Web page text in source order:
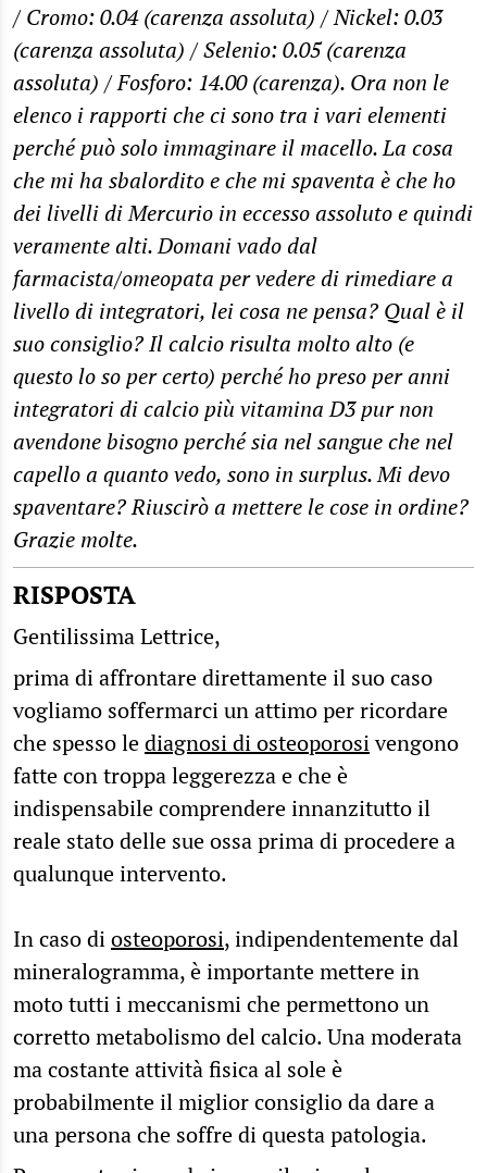
/ Cromo: 0.04 (carenza assoluta) / Nickel: 0.03
(carenza assoluta) / Selenio: 0.05 (carenza
assoluta) / Fosforo: 14.00 (carenza). Ora non le
elenco i rapporti che ci sono tra i vari elementi
perché può solo immaginare il macello. La cosa
che mi ha sbalordito e che mi spaventa è che ho
dei livelli di Mercurio in eccesso assoluto e quindi
veramente alti. Domani vado dal
farmacista/omeopata per vedere di rimediare a
livello di integratori, lei cosa ne pensa? Qual è il
suo consiglio? Il calcio risulta molto alto (e
questo lo so per certo) perché ho preso per anni
integratori di calcio più vitamina D3 pur non
avendone bisogno perché sia nel sangue che nel
capello a quanto vedo, sono in surplus. Mi devo
spaventare? Riuscirò a mettere le cose in ordine?
Grazie molte.
RISPOSTA
Gentilissima Lettrice,
prima di affrontare direttamente il suo caso
vogliamo soffermarci un attimo per ricordare
che spesso lediagnosi di osteoporosivengono
fatte con troppa leggerezza e che è
indispensabile comprendere innanzitutto il
reale stato delle sue ossa prima di procedere a
qualunque intervento.
In caso diosteoporosi, indipendentemente dal
mineralogramma, è importante mettere in
moto tutti i meccanismi che permettono un
corretto metabolismo del calcio. Una moderata
ma costante attività fisica al sole è
probabilmente il miglior consiglio da dare a
una persona che soffre di questa patologia.